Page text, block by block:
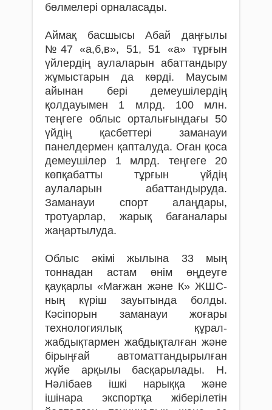
бөлмелері орналасады.
Аймақ басшысы Абай даңғылы
№47 «а,б,в», 51, 51 «а» тұрғын
үйлердің аулаларын абаттандыру
жұмыстарын да көрді. Маусым
айынан бері демеушілердің
қолдауымен 1 млрд. 100 млн.
теңгеге облыс орталығындағы 50
үйдің қасбеттері заманауи
панелдермен қапталуда. Оған қоса
демеушілер 1 млрд. теңгеге 20
көпқабатты тұрғын үйдің
аулаларын абаттандыруда.
Заманауи спорт алаңдары,
тротуарлар, жарық бағаналары
жаңартылуда.
Облыс әкімі жылына 33 мың
тоннадан астам өнім өңдеуге
қауқарлы «Мағжан және К» ЖШС-
ның күріш зауытында болды.
Кәсіпорын заманауи жоғары
технологиялық құрал-
жабдықтармен жабдықталған және
бірыңғай автоматтандырылған
жүйе арқылы басқарылады. Н.
Нәлібаев ішкі нарыққа және
ішінара экспортқа жіберілетін